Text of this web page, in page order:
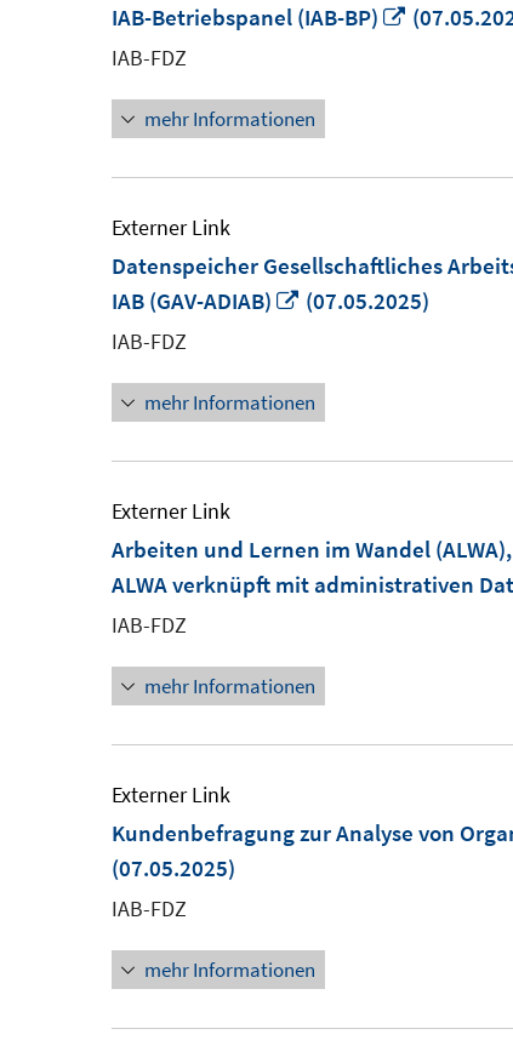
IAB-Betriebspanel (IAB-BP)
In
IAB-FDZ
mehr Informationen
Externer Link
Datenspeicher Gesellschaftliches
IAB (GAV-ADIAB)
In
öffnen
(07.05.2025)
IAB-FDZ
mehr Informationen
Externer Link
Arbeiten und Lernen im Wandel
ALWA verknüpft mit administrativen
IAB-FDZ
mehr Informationen
Externer Link
Kundenbefragung zur Analyse von
(07.05.2025)
IAB-FDZ
mehr Informationen